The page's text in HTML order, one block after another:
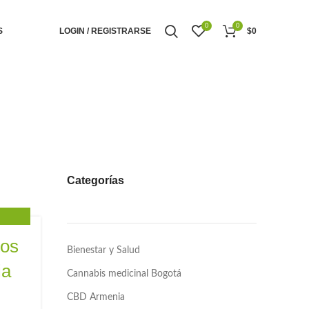
LOGIN / REGISTRARSE
0 0
$0
OIL
,
Categorías
Bienestar y Salud
Cannabis medicinal Bogotá
CBD Armenia